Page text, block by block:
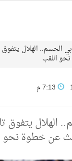
الحسم.. الهلال يتفوق
اللقب
الهلال يتفوق
عن خطوة نحو